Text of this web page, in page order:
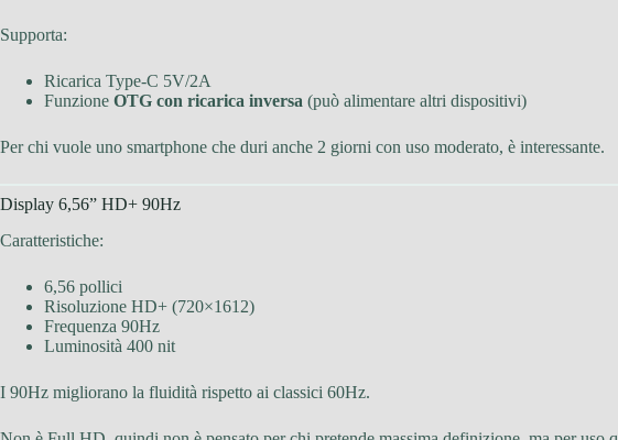
Supporta:
Ricarica Type-C 5V/2A
Funzione OTG con ricarica inversa (può alimentare altri dispositivi)
Per chi vuole uno smartphone che duri anche 2 giorni con uso moderato, è interessante.
Display 6,56” HD+ 90Hz
Caratteristiche:
6,56 pollici
Risoluzione HD+ (720×1612)
Frequenza 90Hz
Luminosità 400 nit
I 90Hz migliorano la fluidità rispetto ai classici 60Hz.